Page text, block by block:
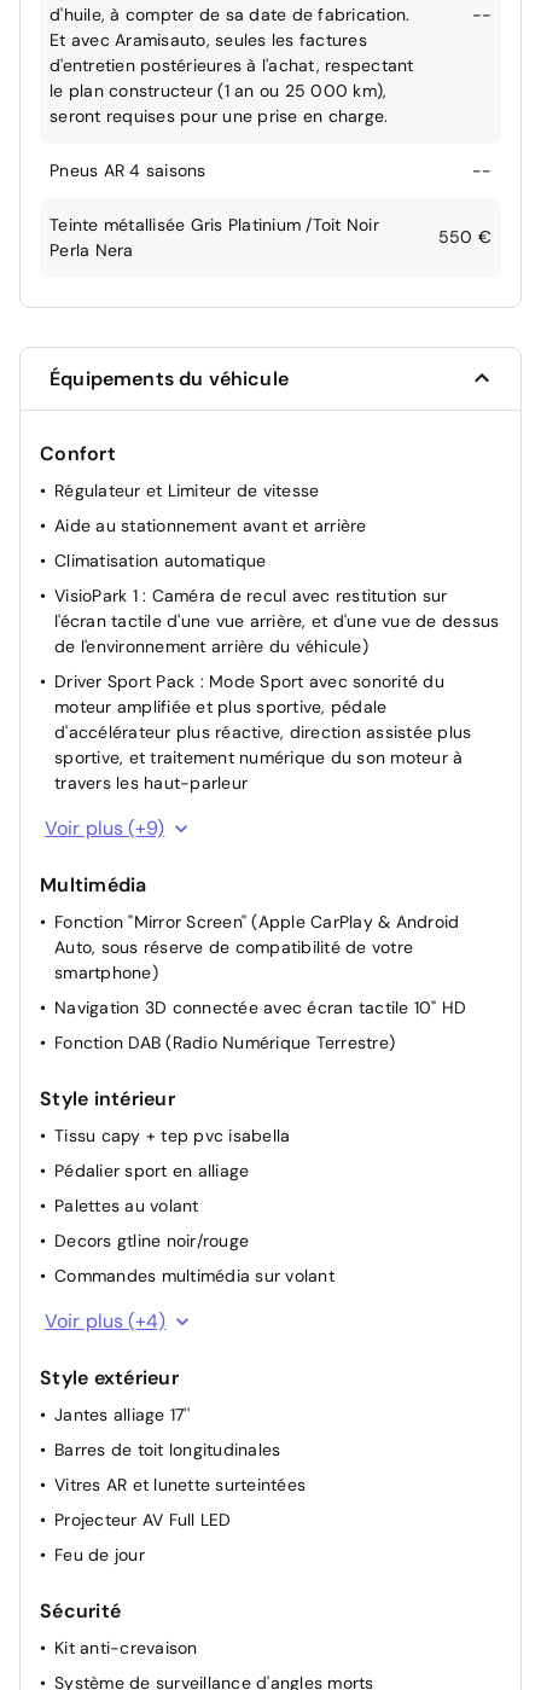
d'huile, à compter de sa date de fabrication.
Et avec Aramisauto, seules les factures
d'entretien postérieures à l'achat, respectant
le plan constructeur (1 an ou 25 000 km),
seront requises pour une prise en charge.
--
Pneus AR 4 saisons --
Teinte métallisée Gris Platinium /Toit Noir
Perla Nera
550 €
Équipements du véhicule
Confort
Régulateur et Limiteur de vitesse
Aide au stationnement avant et arrière
Climatisation automatique
VisioPark 1 : Caméra de recul avec restitution sur
l'écran tactile d'une vue arrière, et d'une vue de dessus
de l'environnement arrière du véhicule)
Driver Sport Pack : Mode Sport avec sonorité du
moteur amplifiée et plus sportive, pédale
d'accélérateur plus réactive, direction assistée plus
sportive, et traitement numérique du son moteur à
travers les haut-parleur
Start & Stop
Démarrage mains libres
Siège passager réglable en hauteur
Siège conducteur avec réglage manuel en hauteur
Commutation automatique des feux de route / feux de
croisement
Essuie-vitre avant avec capteur de pluie
Voir plus (+9)
Multimédia
Fonction "Mirror Screen" (Apple CarPlay & Android
Auto, sous réserve de compatibilité de votre
smartphone)
Navigation 3D connectée avec écran tactile 10" HD
Fonction DAB (Radio Numérique Terrestre)
Style intérieur
Tissu capy + tep pvc isabella
Pédalier sport en alliage
Palettes au volant
Decors gtline noir/rouge
Commandes multimédia sur volant
Garnissage interieur pavillon mistral
Rétroviseur interieur électrochrome frameless
Volant cuir pleine fleur perforé insert GT
Voir plus (+4)
Style extérieur
Jantes alliage 17''
Barres de toit longitudinales
Vitres AR et lunette surteintées
Projecteur AV Full LED
Feu de jour
Sécurité
Kit anti-crevaison
Système de surveillance d'angles morts